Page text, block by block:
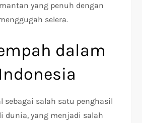
yang penuh dengan
selera.
dalam
sebagai salah satu penghasil
dunia, yang menjadi salah